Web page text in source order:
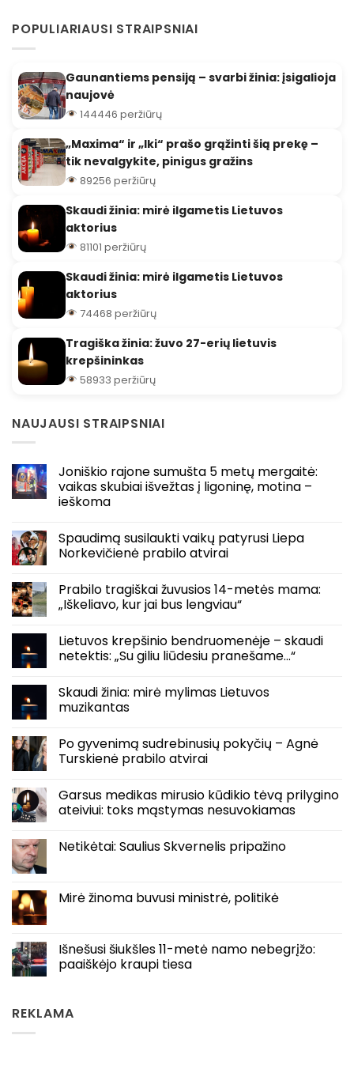
POPULIARIAUSI STRAIPSNIAI
Gaunantiems pensiją – svarbi žinia: įsigalioja
naujovė
144446 peržiūrų
„Maxima“ ir „Iki“ prašo grąžinti šią prekę –
tik nevalgykite, pinigus gražins
89256 peržiūrų
Skaudi žinia: mirė ilgametis Lietuvos
aktorius
81101 peržiūrų
Skaudi žinia: mirė ilgametis Lietuvos
aktorius
74468 peržiūrų
Tragiška žinia: žuvo 27-erių lietuvis
krepšininkas
58933 peržiūrų
NAUJAUSI STRAIPSNIAI
Joniškio rajone sumušta 5 metų mergaitė:
vaikas skubiai išvežtas į ligoninę, motina –
ieškoma
Spaudimą susilaukti vaikų patyrusi Liepa
Norkevičienė prabilo atvirai
Prabilo tragiškai žuvusios 14-metės mama:
„Iškeliavo, kur jai bus lengviau“
Lietuvos krepšinio bendruomenėje – skaudi
netektis: „Su giliu liūdesiu pranešame…“
Skaudi žinia: mirė mylimas Lietuvos
muzikantas
Po gyvenimą sudrebinusių pokyčių – Agnė
Turskienė prabilo atvirai
Garsus medikas mirusio kūdikio tėvą prilygino
ateiviui: toks mąstymas nesuvokiamas
Netikėtai: Saulius Skvernelis pripažino
Mirė žinoma buvusi ministrė, politikė
Išnešusi šiukšles 11-metė namo nebegrįžo:
paaiškėjo kraupi tiesa
REKLAMA